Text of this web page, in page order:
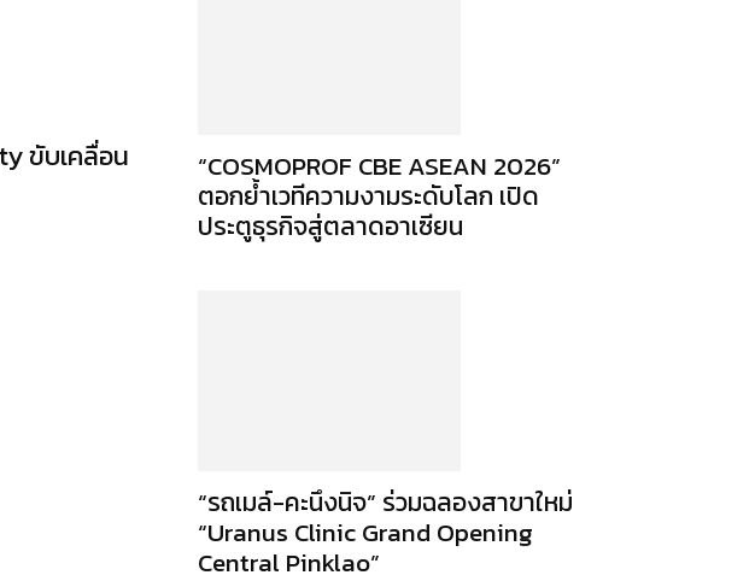
ขับเคลื่อน
“COSMOPROF CBE ASEAN 2026”
ตอกย้ำเวทีความงามระดับโลก เปิด
ประตูธุรกิจสู่ตลาดอาเซียน
“รถเมล์-คะนึงนิจ” ร่วมฉลองสาขาใหม่
“Uranus Clinic Grand Opening
Central Pinklao”